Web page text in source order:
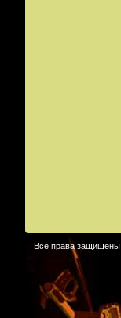
Все права защищены